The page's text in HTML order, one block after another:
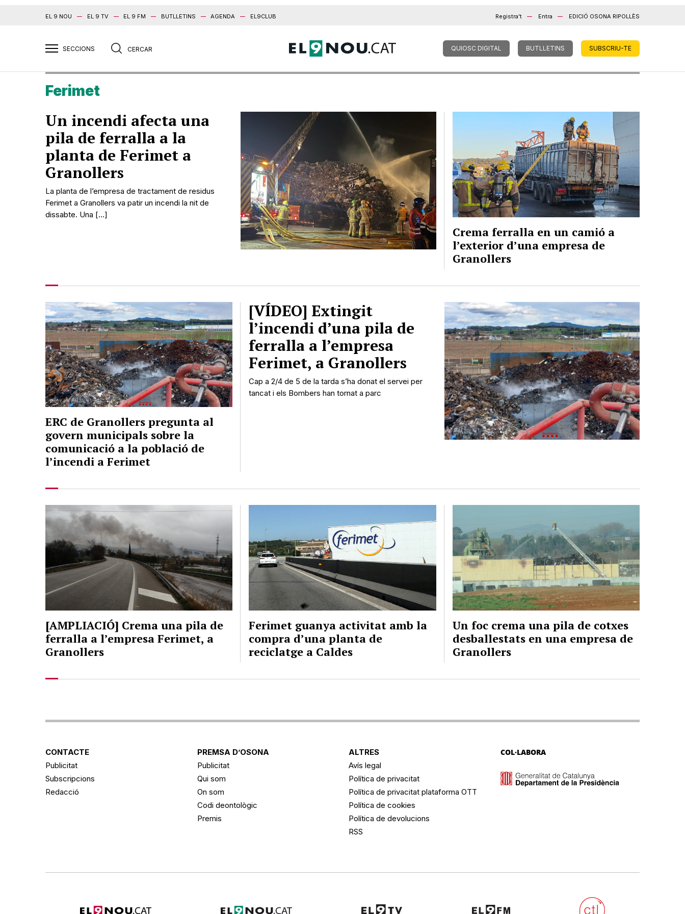
EL 9 NOU EL 9 TV EL 9 FM BUTLLETINS AGENDA EL9CLUB Registra't Entra EDICIÓ OSONA RIPOLLÈS
QUIOSC DIGITAL BUTLLETINS SUBSCRIU-TE
Ferimet
Un incendi afecta una
pila de ferralla a la
planta de Ferimet a
Granollers
La planta de l’empresa de tractament de residus
Ferimet a Granollers va patir un incendi la nit de
dissabte. Una […]
Crema ferralla en un camió a
l’exterior d’una empresa de
Granollers
ERC de Granollers pregunta al
govern municipals sobre la
comunicació a la població de
l’incendi a Ferimet
[VÍDEO] Extingit
l’incendi d’una pila de
ferralla a l’empresa
Ferimet, a Granollers
Cap a 2/4 de 5 de la tarda s’ha donat el servei per
tancat i els Bombers han tornat a parc
[AMPLIACIÓ] Crema una pila de
ferralla a l’empresa Ferimet, a
Granollers
Ferimet guanya activitat amb la
compra d’una planta de
reciclatge a Caldes
Un foc crema una pila de cotxes
desballestats en una empresa de
Granollers
CONTACTE
Publicitat
Subscripcions
Redacció
PREMSA D’OSONA
Publicitat
Qui som
On som
Codi deontològic
Premis
ALTRES
Avís legal
Política de privacitat
Política de privacitat plataforma OTT
Política de cookies
Política de devolucions
RSS
COL·LABORA